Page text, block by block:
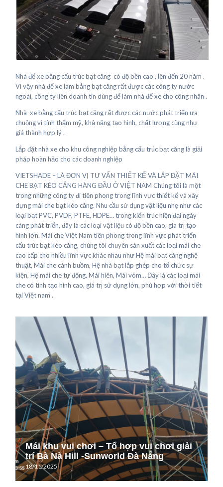
Nhà để xe bằng cấu trúc bạt căng có độ bền cao , lên đến 20 năm .
Vì vậy nhà để xe làm bằng bạt căng rất được các công ty nước
ngoài, công ty liên doanh tin dùng để làm nhà để xe cho công nhân .
Nhà xe bằng cấu trúc bạt căng rất được các nước phát triển ưa
chuộng vì tính thẩm mỹ, khả năng tạo hình, chất lượng cũng như
giá thành hợp lý .
Lắp đặt nhà xe cho khu công nghiệp bằng cấu trúc bạt căng là giải
pháp hoàn hảo cho các doanh nghiệp
VIETSHADE – LÀ ĐƠN VỊ TƯ VẤN THIẾT KẾ VÀ LẮP ĐẶT MÁI
CHE BẠT KÉO CĂNG HÀNG ĐẦU Ở VIỆT NAM Chúng tôi là một
trong những công ty đi tiên phong trong lĩnh vực thiết kế và xây
dựng mái che bạt kéo căng. Nhu cầu sử dụng vật liệu nhẹ như các
loại bạt PVC, PVDF, PTFE, HDPE… trong kiến trúc hiện đại ngày
càng phát triển, đây là các loại vật liệu có độ bền cao, gía trị tạo
hình lớn. Mái che Việt Nam tiên phong trong lĩnh vực phát triển
cấu trúc bạt kéo căng, chúng tôi chuyên sản xuất các loại mái che
cao cấp cho nhiều lĩnh vực khác nhau như Hệ mái bạt căng nghệ
thuật, Mái che cánh buồm, Hệ nhà bạt lắp ghép cho tổ chức sự
kiện, Hệ mái che tự động, Mái hiên, Mái vòm… Đây là các loại mái
che có tính tạo hình cao, giá trị sử dụng lớn, phù hợp với thời tiết
tại Việt nam .
Mái khu vui chơi – Tổ hợp vui chơi giải
trí Bà Nà Hill -Sunworld Đà Nẵng
18/11/2025